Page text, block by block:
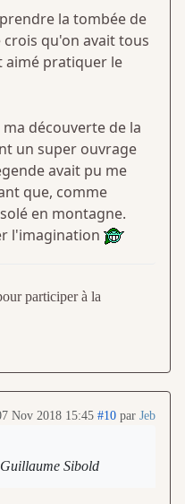
la tombée de
qu'on avait tous
aimé pratiquer le
découverte de la
un super ouvrage
avait pu me
que, comme
en montagne.
l'imagination
participer à la
Nov 2018 15:45 #10 par Jeb
Sibold